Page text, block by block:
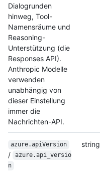
Dialogrunden
hinweg, Tool-
Namensräume und
Reasoning-
Unterstützung (die
Responses API).
Anthropic Modelle
verwenden
unabhängig von
dieser Einstellung
immer die
Nachrichten-API.
azure.apiVersion
/
azure.api_versio
n
string